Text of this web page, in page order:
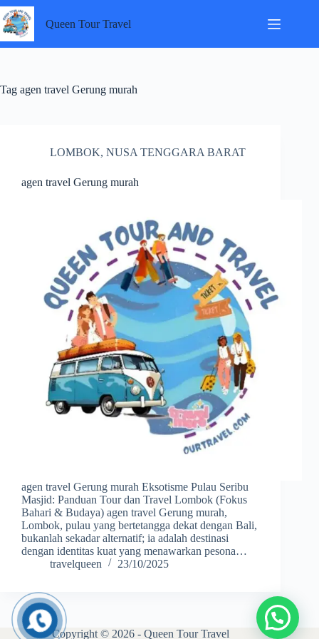
Skip
to
content
Queen Tour Travel
Tag agen travel Gerung murah
LOMBOK, NUSA TENGGARA BARAT
agen travel Gerung murah
agen travel Gerung murah Eksotisme Pulau Seribu
Masjid: Panduan Tour dan Travel Lombok (Fokus
Bahari & Budaya) agen travel Gerung murah,
Lombok, pulau yang bertetangga dekat dengan Bali,
bukanlah sekadar alternatif; ia adalah destinasi
dengan identitas kuat yang menawarkan pesona…
travelqueen
23/10/2025
Copyright © 2026 - Queen Tour Travel